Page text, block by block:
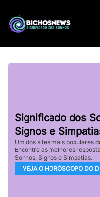
Significado dos
Signos e
Um dos sites mais populares
Encontre as melhores
Sonhos, Signos e Simpatias.
VEJA O HORÓSCOPO DO